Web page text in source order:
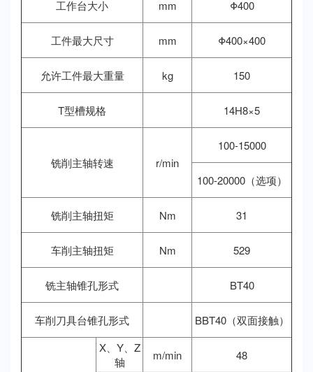
工作台大小 mm Φ400
工件最大尺寸 mm Φ400×400
允许工件最大重量 kg 150
T型槽规格 14H8×5
铣削主轴转速 r/min
100-15000
100-20000（选项）
铣削主轴扭矩 Nm 31
车削主轴扭矩 Nm 529
铣主轴锥孔形式 BT40
车削刀具台锥孔形式 BBT40（双面接触）
X、Y、Z
轴
m/min 48